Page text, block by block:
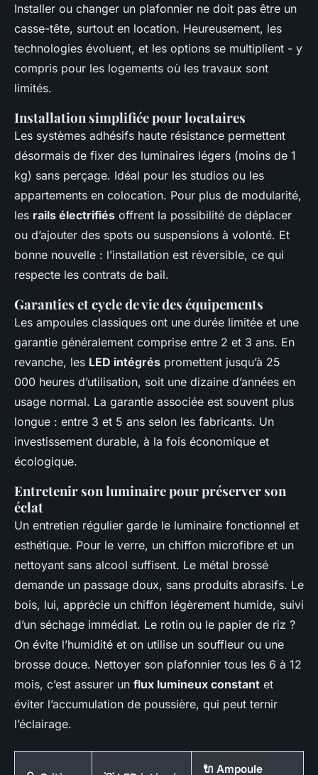
Installer ou changer un plafonnier ne doit pas être un
casse-tête, surtout en location. Heureusement, les
technologies évoluent, et les options se multiplient - y
compris pour les logements où les travaux sont
limités.
Installation simplifiée pour locataires
Les systèmes adhésifs haute résistance permettent
désormais de fixer des luminaires légers (moins de 1
kg) sans perçage. Idéal pour les studios ou les
appartements en colocation. Pour plus de modularité,
les rails électrifiés offrent la possibilité de déplacer
ou d’ajouter des spots ou suspensions à volonté. Et
bonne nouvelle : l’installation est réversible, ce qui
respecte les contrats de bail.
Garanties et cycle de vie des équipements
Les ampoules classiques ont une durée limitée et une
garantie généralement comprise entre 2 et 3 ans. En
revanche, les LED intégrés promettent jusqu’à 25
000 heures d’utilisation, soit une dizaine d’années en
usage normal. La garantie associée est souvent plus
longue : entre 3 et 5 ans selon les fabricants. Un
investissement durable, à la fois économique et
écologique.
Entretenir son luminaire pour préserver son
éclat
Un entretien régulier garde le luminaire fonctionnel et
esthétique. Pour le verre, un chiffon microfibre et un
nettoyant sans alcool suffisent. Le métal brossé
demande un passage doux, sans produits abrasifs. Le
bois, lui, apprécie un chiffon légèrement humide, suivi
d’un séchage immédiat. Le rotin ou le papier de riz ?
On évite l’humidité et on utilise un souffleur ou une
brosse douce. Nettoyer son plafonnier tous les 6 à 12
mois, c’est assurer un flux lumineux constant et
éviter l’accumulation de poussière, qui peut ternir
l’éclairage.
🔌 Ampoule